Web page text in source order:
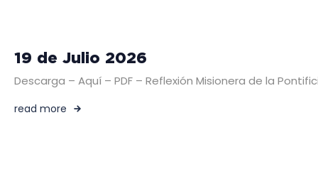
19 de Julio 2026
Descarga – Aquí – PDF – Reflexión Misionera de la
read more